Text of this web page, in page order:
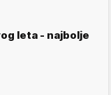
leta - najbolje